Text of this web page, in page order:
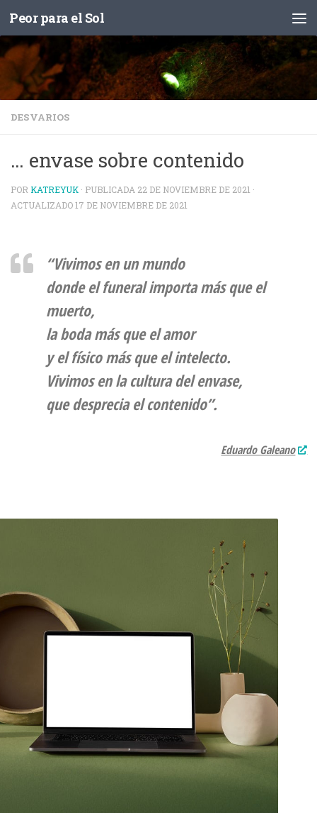
Saltar al contenido
Peor para el Sol
DESVARIOS
… envase sobre contenido
POR KATREYUK · PUBLICADA 22 DE NOVIEMBRE DE 2021 ·
ACTUALIZADO17 DE NOVIEMBRE DE 2021
“Vivimos en un mundo
donde el funeral importa más que el
muerto,
la boda más que el amor
y el físico más que el intelecto.
Vivimos en la cultura del envase,
que desprecia el contenido”.
Eduardo Galeano